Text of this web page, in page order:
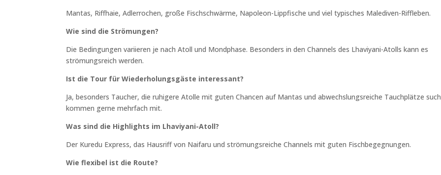
Mantas, Riffhaie, Adlerrochen, große Fischschwärme, Napoleon-Lippfische und viel typisches Malediven-Riffleben.
Wie sind die Strömungen?
Die Bedingungen variieren je nach Atoll und Mondphase. Besonders in den Channels des Lhaviyani-Atolls kann es
strömungsreich werden.
Ist die Tour für Wiederholungsgäste interessant?
Ja, besonders Taucher, die ruhigere Atolle mit guten Chancen auf Mantas und abwechslungsreiche Tauchplätze
kommen gerne mehrfach mit.
Was sind die Highlights im Lhaviyani-Atoll?
Der Kuredu Express, das Hausriff von Naifaru und strömungsreiche Channels mit guten Fischbegegnungen.
Wie flexibel ist die Route?